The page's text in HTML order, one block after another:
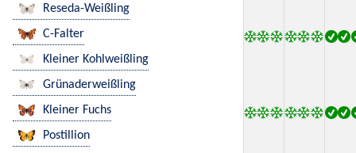
Reseda-Weißling
C-Falter
Kleiner Kohlweißling
Grünaderweißling
Kleiner Fuchs
Postillion